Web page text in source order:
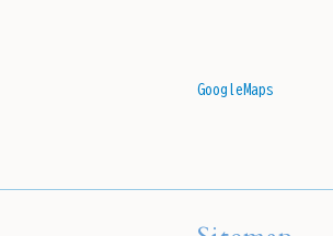
GoogleMaps